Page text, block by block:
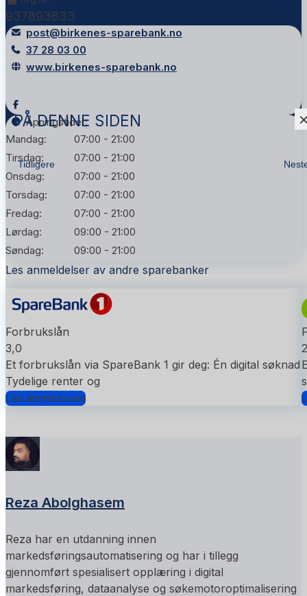
PÅ DENNE SIDEN
Tidligere
937893833
post@birkenes-sparebank.no
37 28 03 00
www.birkenes-sparebank.no
Åpningstider:
Mandag:
07:00 - 21:00
Tirsdag:
07:00 - 21:00
Onsdag:
07:00 - 21:00
Torsdag:
07:00 - 21:00
Fredag:
07:00 - 21:00
Lørdag:
09:00 - 21:00
Søndag:
09:00 - 21:00
Les anmeldelser av andre sparebanker
Forbrukslån
3,0
Et forbrukslån via SpareBank 1 gir deg: Én digital søknad
Tydelige renter og
Les anmeldelsen
Reza Abolghasem
Reza har en utdanning innen
markedsføringsautomatisering og har i tillegg
gjennomført spesialisert opplæring i digital
markedsføring, dataanalyse og søkemotoroptimalisering